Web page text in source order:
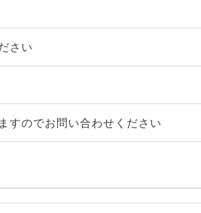
さい
すのでお問い合わせください